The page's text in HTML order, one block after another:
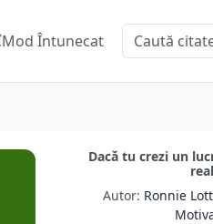
Mod Întunecat
Dacă tu crezi un
Autor: Ronnie Lott